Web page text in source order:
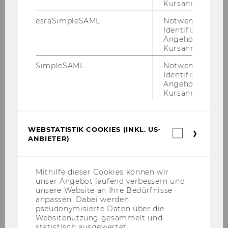
Mag.rer.soc.oec. Ingrid Dobrovits
Senior Lecturer
ingrid.dobrovits@wu.ac.at
Kursanmeldung.
esraSimpleSAML
Notwendig zur
Identifizierung
Angehörige/r für
Kursanmeldung.
SimpleSAML
Notwendig zur
Identifizierung
Angehörige/r für
Kursanmeldung.
WEBSTATISTIK COOKIES (INKL. US-
ANBIETER)
Mithilfe dieser Cookies können wir
unser Angebot laufend verbessern und
unsere Website an Ihre Bedürfnisse
anpassen. Dabei werden
pseudonymisierte Daten über die
Websitenutzung gesammelt und